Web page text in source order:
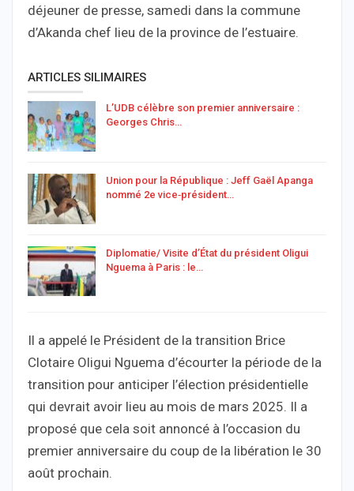
déjeuner de presse, samedi dans la commune
d’Akanda chef lieu de la province de l’estuaire.
ARTICLES SILIMAIRES
L’UDB célèbre son premier anniversaire :
Georges Chris…
Union pour la République : Jeff Gaël Apanga
nommé 2e vice‑président…
Diplomatie/ Visite d’État du président Oligui
Nguema à Paris : le…
Il a appelé le Président de la transition Brice
Clotaire Oligui Nguema d’écourter la période de la
transition pour anticiper l’élection présidentielle
qui devrait avoir lieu au mois de mars 2025. Il a
proposé que cela soit annoncé à l’occasion du
premier anniversaire du coup de la libération le 30
août prochain.